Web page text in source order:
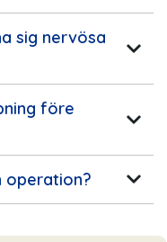
sig nervösa
före
operation?